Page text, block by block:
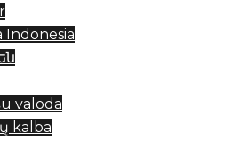
Indonesia
valoda
kalba